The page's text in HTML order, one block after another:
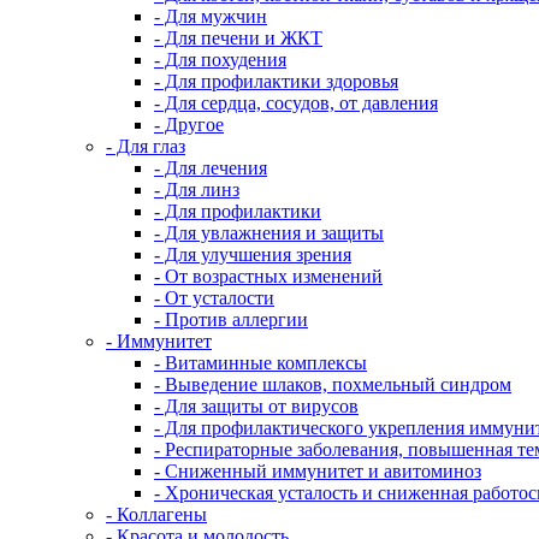
- Для мужчин
- Для печени и ЖКТ
- Для похудения
- Для профилактики здоровья
- Для сердца, сосудов, от давления
- Другое
- Для глаз
- Для лечения
- Для линз
- Для профилактики
- Для увлажнения и защиты
- Для улучшения зрения
- От возрастных изменений
- От усталости
- Против аллергии
- Иммунитет
- Витаминные комплексы
- Выведение шлаков, похмельный синдром
- Для защиты от вирусов
- Для профилактического укрепления
- Респираторные заболевания, повышенная
- Сниженный иммунитет и авитоминоз
- Хроническая усталость и сниженная
- Коллагены